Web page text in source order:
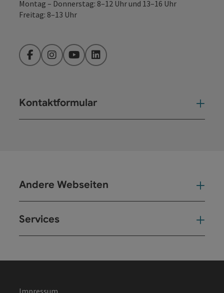
Montag – Donnerstag: 8–12 Uhr und 13–16 Uhr
Freitag: 8–13 Uhr
FacebookInstagramYouTubeLinkedIn
Kontaktformular
Andere Webseiten
Services
Impressum